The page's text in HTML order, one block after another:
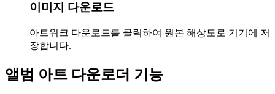
이미지 다운로드
아트워크 다운로드를 클릭하여 원본 해상도로 기기에 저
장합니다.
앨범 아트 다운로더 기능